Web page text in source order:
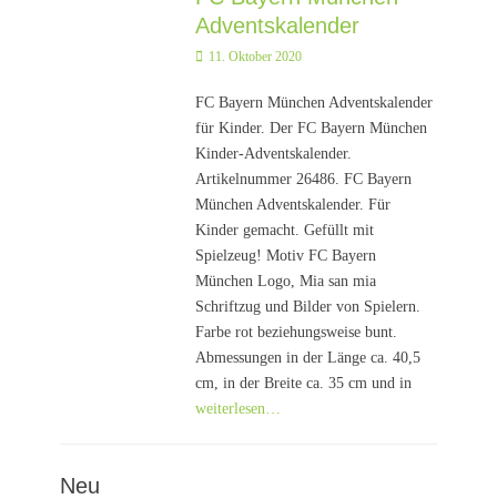
Adventskalender
Posted
11. Oktober 2020
FC Bayern München Adventskalender
für Kinder. Der FC Bayern München
Kinder-Adventskalender.
Artikelnummer 26486. FC Bayern
München Adventskalender. Für
Kinder gemacht. Gefüllt mit
Spielzeug! Motiv FC Bayern
München Logo, Mia san mia
Schriftzug und Bilder von Spielern.
Farbe rot beziehungsweise bunt.
Abmessungen in der Länge ca. 40,5
cm, in der Breite ca. 35 cm und in
weiterlesen…
Neu